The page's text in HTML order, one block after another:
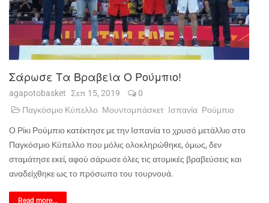
Σάρωσε Τα Βραβεία Ο Ρούμπιο!
agapotobasket Σεπ 15, 2019
0
Παγκόσμιο Κύπελλο Μουντομπάσκετ Ισπανία Ρούμπιο
Ο Ρίκι Ρούμπιο κατέκτησε με την Ισπανία το χρυσό μετάλλιο στο
Παγκόσμιο Κύπελλο που μόλις ολοκληρώθηκε, όμως, δεν
σταμάτησε εκεί, αφού σάρωσε όλες τις ατομικές βραβεύσεις και
αναδείχθηκε ως το πρόσωπο του τουρνουά.
Read more...